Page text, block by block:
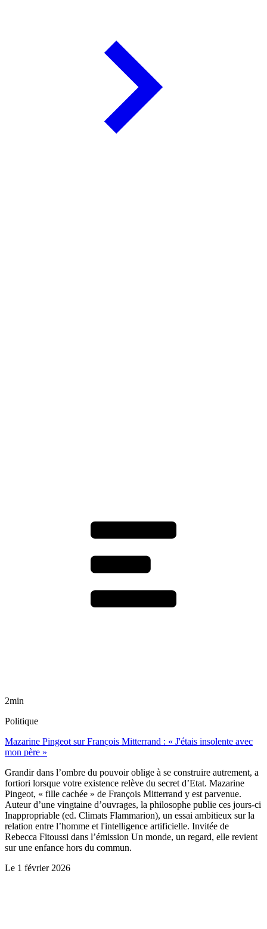
2min
Politique
Mazarine Pingeot sur François Mitterrand : « J'étais insolente avec
mon père »
Grandir dans l’ombre du pouvoir oblige à se construire autrement, a
fortiori lorsque votre existence relève du secret d’Etat. Mazarine
Pingeot, « fille cachée » de François Mitterrand y est parvenue.
Auteur d’une vingtaine d’ouvrages, la philosophe publie ces jours-ci
Inappropriable (ed. Climats Flammarion), un essai ambitieux sur la
relation entre l’homme et l'intelligence artificielle. Invitée de
Rebecca Fitoussi dans l’émission Un monde, un regard, elle revient
sur une enfance hors du commun.
Le 1 février 2026